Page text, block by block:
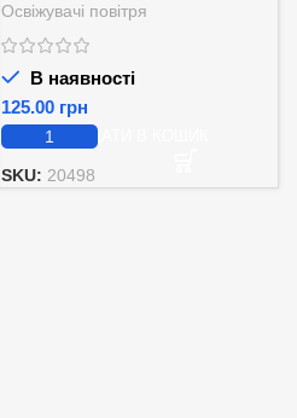
Освіжувачі повітря
В наявності
грн
SKU: 20498